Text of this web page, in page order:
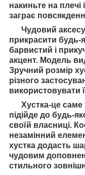
накиньте на
заграє
Чудовий
прикрасити
барвистий і
акцент. Модель
Зручний розмір
різного
використовувати
Хустка-це саме
підійде до будь-
своїй власниці.
незамінний
хустка додасть
чудовим
стильного